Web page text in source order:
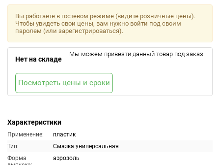
Характеристики
Применение:
пластик
Тип:
Смазка универсальная
Форма
аэрозоль
Вы работаете в гостевом режиме (видите розничные цены).
Чтобы увидеть свои цены, вам нужно войти под своим
паролем (или зарегистрироваться).
Нет на складе
Мы можем привезти данный товар под заказ.
Посмотреть цены и сроки